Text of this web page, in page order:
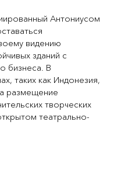
Антониусом
видению
зданий с
бизнеса. В
таких как Индонезия,
размещение
творческих
театрально-